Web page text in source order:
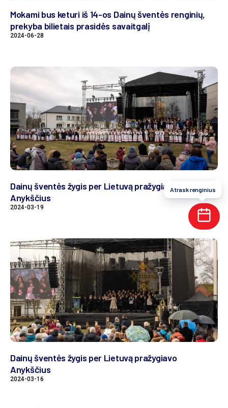
Mokami bus keturi iš 14-os Dainų šventės renginių,
prekyba bilietais prasidės savaitgalį
2024-06-28
Dainų šventės žygis per Lietuvą pražygiavo
Anykščius
2024-03-19
Dainų šventės žygis per Lietuvą pražygiavo
Anykščius
2024-03-16
Atrask renginius